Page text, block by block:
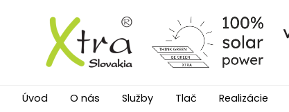
Úvod O nás Služby Tlač Realizácie